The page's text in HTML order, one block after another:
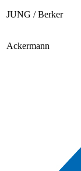
JUNG / Berker
Ackermann